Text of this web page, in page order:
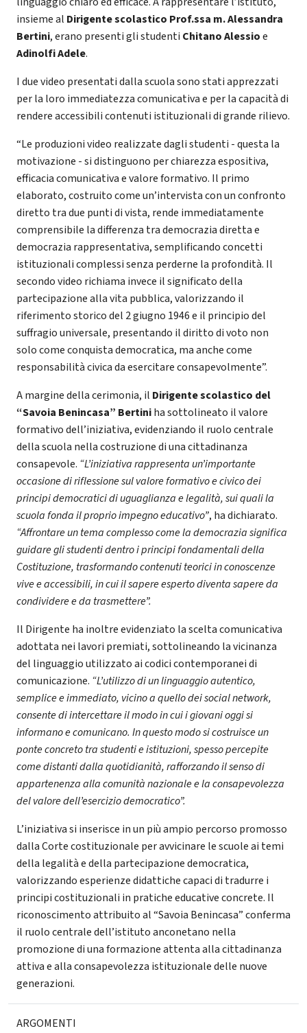
insieme al Dirigente scolastico Prof.ssa m. Alessandra
Bertini, erano presenti gli studenti Chitano Alessioe
Adinolfi Adele.
I due video presentati dalla scuola sono stati apprezzati
per la loro immediatezza comunicativa e per la capacità di
rendere accessibili contenuti istituzionali di grande rilievo.
“Le produzioni video realizzate dagli studenti - questa la
motivazione - si distinguono per chiarezza espositiva,
efficacia comunicativa e valore formativo. Il primo
elaborato, costruito come un’intervista con un confronto
diretto tra due punti di vista, rende immediatamente
comprensibile la differenza tra democrazia diretta e
democrazia rappresentativa, semplificando concetti
istituzionali complessi senza perderne la profondità. Il
secondo video richiama invece il significato della
partecipazione alla vita pubblica, valorizzando il
riferimento storico del 2 giugno 1946 e il principio del
suffragio universale, presentando il diritto di voto non
solo come conquista democratica, ma anche come
responsabilità civica da esercitare consapevolmente”.
A margine della cerimonia, il Dirigente scolastico del
“Savoia Benincasa” Bertiniha sottolineato il valore
formativo dell’iniziativa, evidenziando il ruolo centrale
della scuola nella costruzione di una cittadinanza
consapevole. “L’iniziativa rappresenta un’importante
occasione di riflessione sul valore formativo e civico dei
principi democratici di uguaglianza e legalità, sui quali la
scuola fonda il proprio impegno educativo”, ha dichiarato.
“Affrontare un tema complesso come la democrazia significa
guidare gli studenti dentro i principi fondamentali della
Costituzione, trasformando contenuti teorici in conoscenze
vive e accessibili, in cui il sapere esperto diventa sapere da
condividere e da trasmettere”.
Il Dirigente ha inoltre evidenziato la scelta comunicativa
adottata nei lavori premiati, sottolineando la vicinanza
del linguaggio utilizzato ai codici contemporanei di
comunicazione. “L’utilizzo di un linguaggio autentico,
semplice e immediato, vicino a quello dei social network,
consente di intercettare il modo in cui i giovani oggi si
informano e comunicano. In questo modo si costruisce un
ponte concreto tra studenti e istituzioni, spesso percepite
come distanti dalla quotidianità, rafforzando il senso di
appartenenza alla comunità nazionale e la consapevolezza
del valore dell’esercizio democratico”.
L’iniziativa si inserisce in un più ampio percorso promosso
dalla Corte costituzionale per avvicinare le scuole ai temi
della legalità e della partecipazione democratica,
valorizzando esperienze didattiche capaci di tradurre i
principi costituzionali in pratiche educative concrete. Il
riconoscimento attribuito al “Savoia Benincasa” conferma
il ruolo centrale dell’istituto anconetano nella
promozione di una formazione attenta alla cittadinanza
attiva e alla consapevolezza istituzionale delle nuove
generazioni.
ARGOMENTI